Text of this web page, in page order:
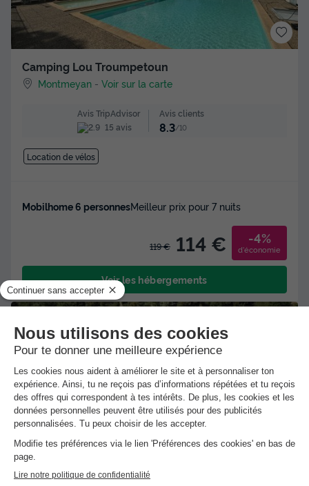
Camping Lou Troumpetoun
Montmeyan -Voir sur la carte
Avis TripAdvisor
15 avis
Avis clients
8.3/10
Location de vélos
Mobilhome 6 personnesMeilleur prix pour 7 nuits
119 € 114 € -4%
d'économie
Voir les hébergements
Camping Domaine de l'Ubaye★★★★★